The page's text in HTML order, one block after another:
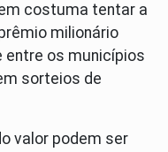
costuma tentar a
milionário
entre os municípios
sorteios de
valor podem ser